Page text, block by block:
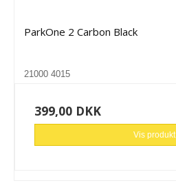
ParkOne 2 Carbon Black
21000 4015
399,00 DKK
Vis produkt